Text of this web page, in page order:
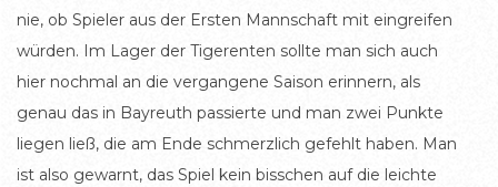
nie, ob Spieler aus der Ersten Mannschaft mit eingreifen
würden. Im Lager der Tigerenten sollte man sich auch
hier nochmal an die vergangene Saison erinnern, als
genau das in Bayreuth passierte und man zwei Punkte
liegen ließ, die am Ende schmerzlich gefehlt haben. Man
ist also gewarnt, das Spiel kein bisschen auf die leichte